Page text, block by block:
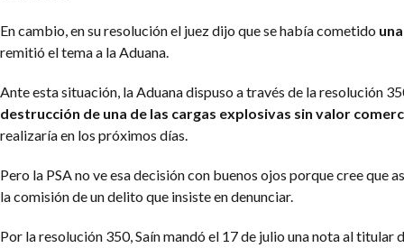
En cambio, en su resolución el juez dijo que se había cometido
remitió el tema a la Aduana.
Ante esta situación, la Aduana dispuso a través de la resolución
destrucción de una de las cargas explosivas sin valor
realizaría en los próximos días.
Pero la PSA no ve esa decisión con buenos ojos porque cree que
la comisión de un delito que insiste en denunciar.
Por la resolución 350, Saín mandó el 17 de julio una nota al titular